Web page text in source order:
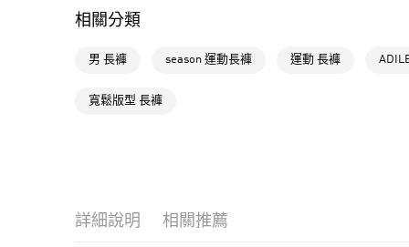
相關分類
男 長褲 season 運動長褲 運動 長褲
寬鬆版型 長褲
詳細說明 相關推薦